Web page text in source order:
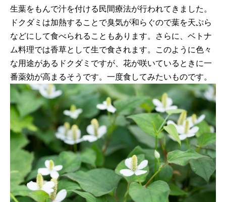
生葉をもんで汁を付ける民間療法が行われてきました。
ドクダミは加熱することで臭気が和らぐので葉を天ぷら
などにして食べられることもあります。さらに、ベトナ
ム料理では香草として生で食されます。このように色々
な用途があるドクダミですが、花が咲いているときに一
番薬効が高まるそうです。一度食してみたいものです。